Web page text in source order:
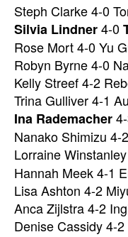
Steph Clarke 4-0
Silvia Lindner4-0
Rose Mort 4-0 Yu
Robyn Byrne 4-0
Kelly Streef 4-2
Trina Gulliver 4-1
Ina Rademacher
Nanako Shimizu 4-
Lorraine
Hannah Meek 4-1
Lisa Ashton 4-2
Anca Zijlstra 4-2
Denise Cassidy 4-